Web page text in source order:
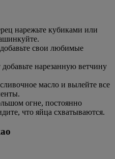
нарежьте кубиками или
свои любимые
нарезанную ветчину
масло и вылейте все
огне, постоянно
что яйца схватываются.